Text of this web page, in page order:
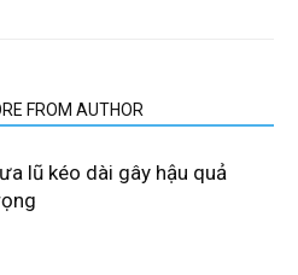
FROM AUTHOR
lũ kéo dài gây hậu quả